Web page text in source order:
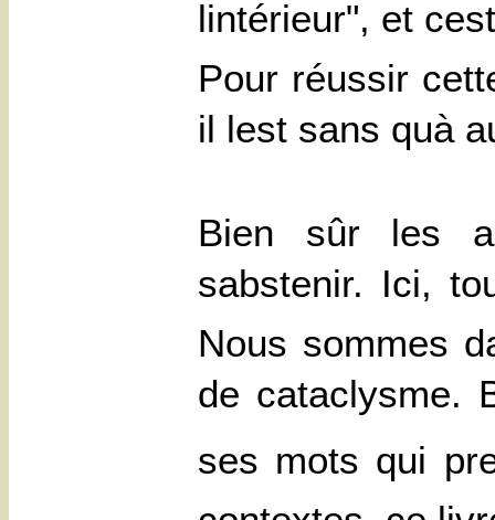
lintérieur", et
Pour réussir
il lest sans quà
Bien sûr les
sabstenir. Ici,
Nous sommes
de cataclysme.
ses mots qui